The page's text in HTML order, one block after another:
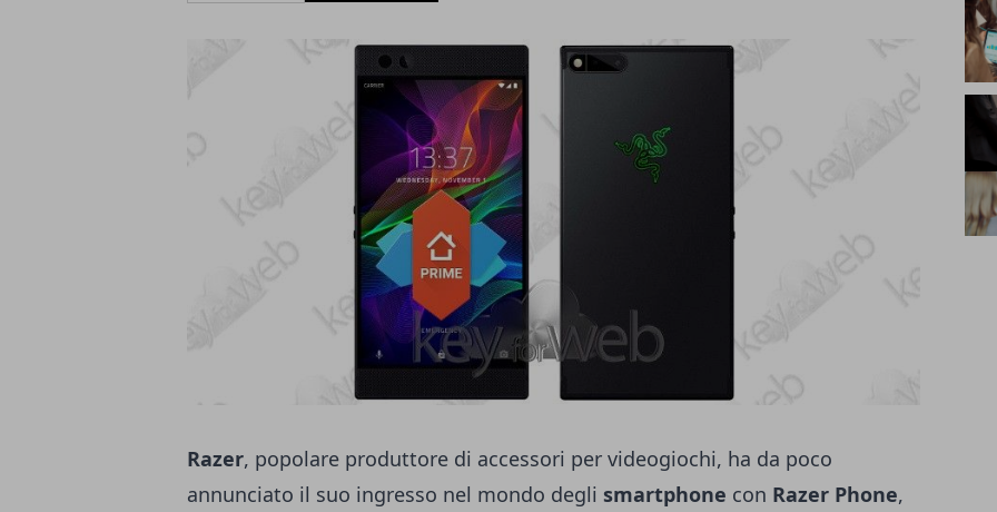
Razer, popolare produttore di accessori per videogiochi, ha da poco
annunciato il suo ingresso nel mondo degli smartphone con Razer Phone,